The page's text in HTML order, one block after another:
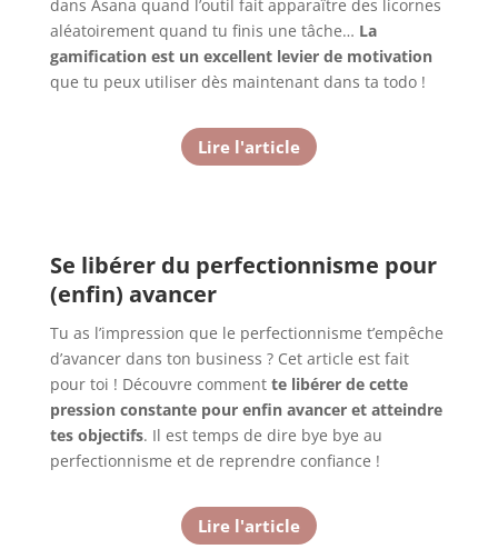
dans Asana quand l’outil fait apparaître des licornes
aléatoirement quand tu finis une tâche… La
gamification est un excellent levier de motivation
que tu peux utiliser dès maintenant dans ta todo !
Lire l'article
Se libérer du perfectionnisme pour
(enfin) avancer
Tu as l’impression que le perfectionnisme t’empêche
d’avancer dans ton business ? Cet article est fait
pour toi ! Découvre comment te libérer de cette
pression constante pour enfin avancer et atteindre
tes objectifs. Il est temps de dire bye bye au
perfectionnisme et de reprendre confiance !
Lire l'article